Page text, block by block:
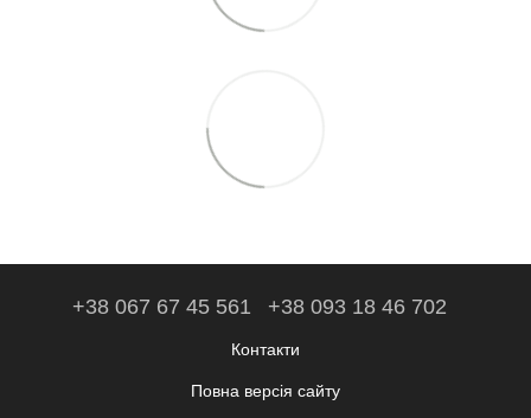
+38 067 67 45 561 +38 093 18 46 702
Контакти
Повна версія сайту